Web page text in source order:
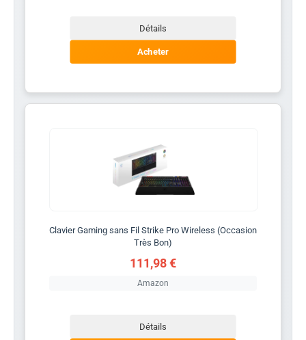
Détails
Acheter
Clavier Gaming sans Fil Strike Pro Wireless (Occasion
Très Bon)
111,98 €
Amazon
Détails